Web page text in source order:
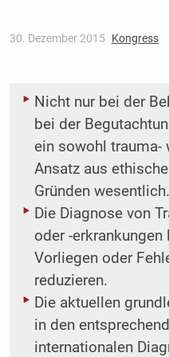
30. Dezember 2015 Kongress
Nicht nur bei der
bei der
ein sowohl trauma-
Ansatz aus
Gründen wesentlich.
Die Diagnose von
oder -
Vorliegen oder
reduzieren.
Die aktuellen
in den
internationalen